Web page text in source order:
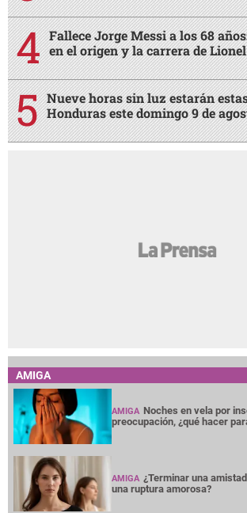
Fallece Jorge Messi a los 68
en el origen y la carrera de Lionel
Nueve horas sin luz estarán
Honduras este domingo 9 de
AMIGA
AMIGA Noches en vela por
preocupación, ¿qué hacer
AMIGA ¿Terminar una
una ruptura amorosa?